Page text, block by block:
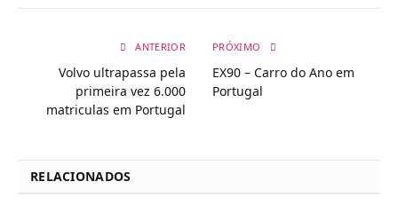
ANTERIOR
Volvo ultrapassa pela
primeira vez 6.000
matriculas em Portugal
PRÓXIMO
EX90 – Carro do Ano em
Portugal
RELACIONADOS